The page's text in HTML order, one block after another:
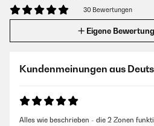
30 Bewertungen
Eigene
Kundenmeinungen aus
Alles wie beschrieben - die 2 Zonen